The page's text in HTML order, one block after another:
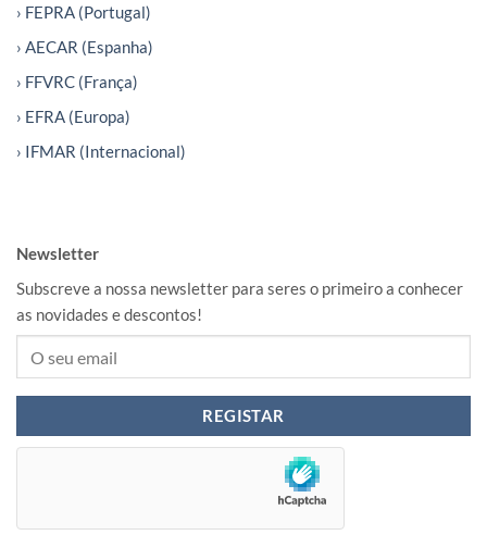
› FEPRA (Portugal)
› AECAR (Espanha)
› FFVRC (França)
› EFRA (Europa)
› IFMAR (Internacional)
Newsletter
Subscreve a nossa newsletter para seres o primeiro a conhecer
as novidades e descontos!